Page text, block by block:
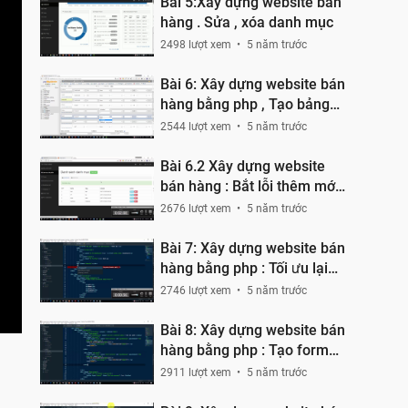
hàng . Sửa , xóa danh mục
2498 lượt xem 5 năm trước
Bài 6: Xây dựng website bán
hàng bằng php , Tạo bảng
user , admin , product
2544 lượt xem 5 năm trước
Bài 6.2 Xây dựng website
bán hàng : Bắt lỗi thêm mới
trùng nhau
2676 lượt xem 5 năm trước
Bài 7: Xây dựng website bán
hàng bằng php : Tối ưu lại
code
2746 lượt xem 5 năm trước
Bài 8: Xây dựng website bán
hàng bằng php : Tạo form
thêm , sửa sản phẩm
2911 lượt xem 5 năm trước